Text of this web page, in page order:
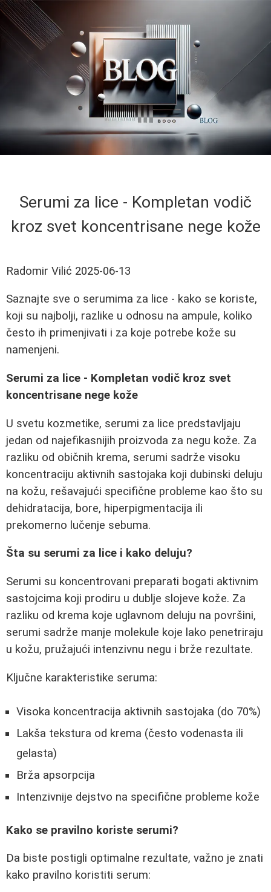
Serumi za lice - Kompletan vodič
kroz svet koncentrisane nege kože
Radomir Vilić 2025-06-13
Saznajte sve o serumima za lice - kako se koriste,
koji su najbolji, razlike u odnosu na ampule, koliko
često ih primenjivati i za koje potrebe kože su
namenjeni.
Serumi za lice - Kompletan vodič kroz svet
koncentrisane nege kože
U svetu kozmetike, serumi za lice predstavljaju
jedan od najefikasnijih proizvoda za negu kože. Za
razliku od običnih krema, serumi sadrže visoku
koncentraciju aktivnih sastojaka koji dubinski deluju
na kožu, rešavajući specifične probleme kao što su
dehidratacija, bore, hiperpigmentacija ili
prekomerno lučenje sebuma.
Šta su serumi za lice i kako deluju?
Serumi su koncentrovani preparati bogati aktivnim
sastojcima koji prodiru u dublje slojeve kože. Za
razliku od krema koje uglavnom deluju na površini,
serumi sadrže manje molekule koje lako penetriraju
u kožu, pružajući intenzivnu negu i brže rezultate.
Ključne karakteristike seruma:
Visoka koncentracija aktivnih sastojaka (do 70%)
Lakša tekstura od krema (često vodenasta ili
gelasta)
Brža apsorpcija
Intenzivnije dejstvo na specifične probleme kože
Kako se pravilno koriste serumi?
Da biste postigli optimalne rezultate, važno je znati
kako pravilno koristiti serum: